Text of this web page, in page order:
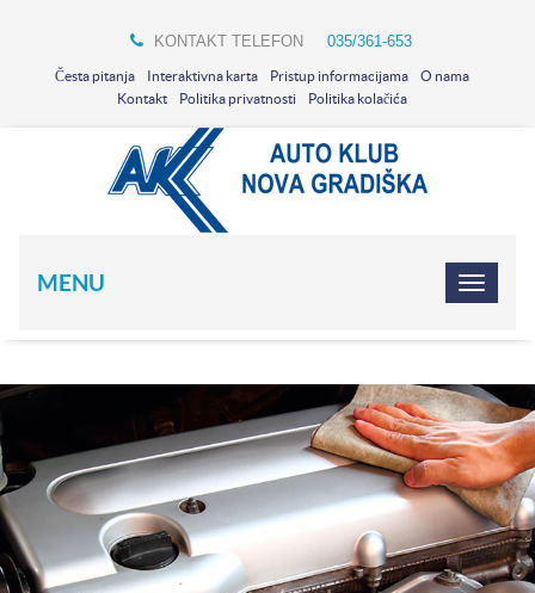
KONTAKT TELEFON 035/361-653
Česta pitanja Interaktivna karta Pristup informacijama
O nama
Kontakt
Politika privatnosti Politika kolačića
MENU